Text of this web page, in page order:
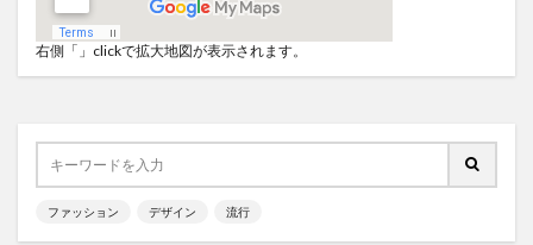
右側「」clickで拡大地図が表示されます。
ファッション デザイン 流行